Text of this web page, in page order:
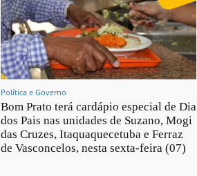
Política e Governo
Bom Prato terá cardápio especial de Dia
dos Pais nas unidades de Suzano, Mogi
das Cruzes, Itaquaquecetuba e Ferraz
de Vasconcelos, nesta sexta-feira (07)